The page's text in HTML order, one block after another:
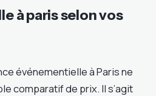
à paris selon vos
événementielle à Paris ne
comparatif de prix. Il s’agit